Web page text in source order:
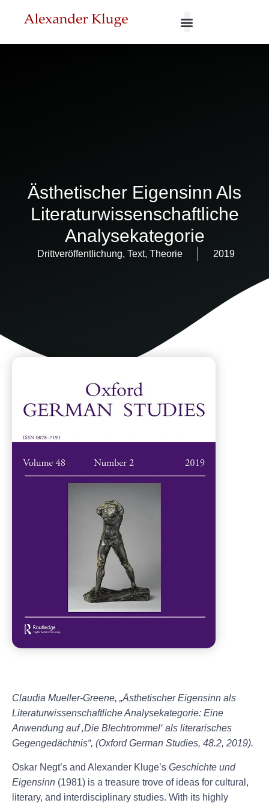
Ästhetischer Eigensinn Als
Literaturwissenschaftliche
Analysekategorie
Drittveröffentlichung, Text, Theorie 2019
Claudia Mueller-Greene, „Ästhetischer Eigensinn als
Literaturwissenschaftliche Analysekategorie: Eine
Anwendung auf ‚Die Blechtrommel‘ als literarisches
Gegengedächtnis“, (Oxford German Studies, 48.2, 2019).
Oskar Negt’s and Alexander Kluge’s Geschichte und
Eigensinn (1981) is a treasure trove of ideas for cultural,
literary, and interdisciplinary studies. With its highly